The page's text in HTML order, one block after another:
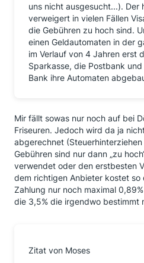
uns nicht ausgesucht...). Der
verweigert in vielen Fällen
die Gebühren zu hoch sind.
einen Geldautomaten in der
im Verlauf von 4 Jahren erst
Sparkasse, die Postbank
Bank ihre Automaten
Mir fällt sowas nur noch auf bei
Friseuren. Jedoch wird da ja
abgerechnet
Gebühren sind nur dann „zu
verwendet oder den erstbesten
dem richtigen Anbieter kostet so
Zahlung nur noch maximal
die 3,5% die irgendwo bestimmt
Zitat von Moses